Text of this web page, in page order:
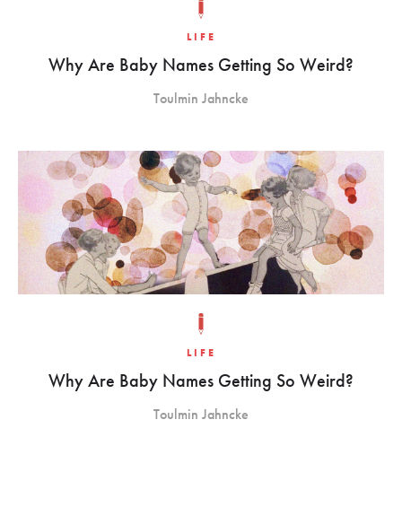
LIFE
Why Are Baby Names Getting So Weird?
Toulmin Jahncke
LIFE
Why Are Baby Names Getting So Weird?
Toulmin Jahncke